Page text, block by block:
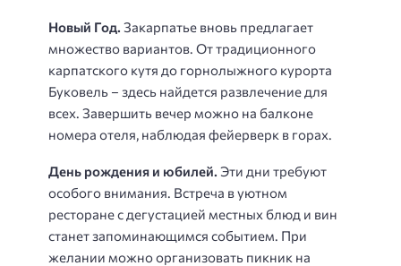
Новый Год. Закарпатье вновь предлагает
множество вариантов. От традиционного
карпатского кутя до горнолыжного курорта
Буковель – здесь найдется развлечение для
всех. Завершить вечер можно на балконе
номера отеля, наблюдая фейерверк в горах.
День рождения и юбилей. Эти дни требуют
особого внимания. Встреча в уютном
ресторане с дегустацией местных блюд и вин
станет запоминающимся событием. При
желании можно организовать пикник на